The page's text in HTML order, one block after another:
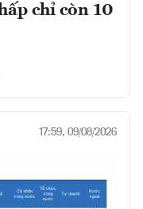
chỉ còn 10
17:59, 09/08/2026